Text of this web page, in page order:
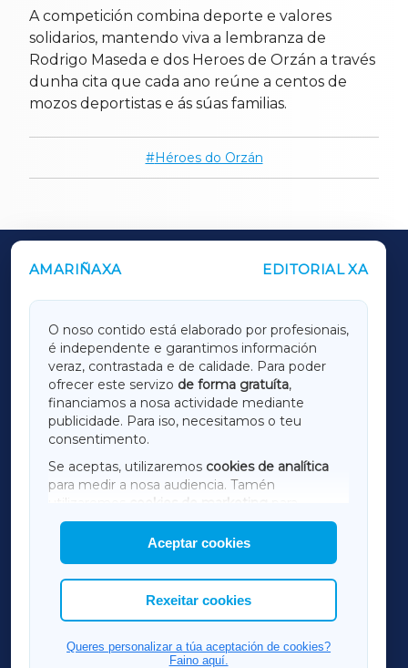
A competición combina deporte e valores
solidarios, mantendo viva a lembranza de
Rodrigo Maseda e dos Heroes de Orzán a través
dunha cita que cada ano reúne a centos de
mozos deportistas e ás súas familias.
Héroes do Orzán
AMARIÑAXA EDITORIAL XA
O noso contido está elaborado por profesionais,
é independente e garantimos información
veraz, contrastada e de calidade. Para poder
ofrecer este servizo de forma gratuíta,
financiamos a nosa actividade mediante
publicidade. Para iso, necesitamos o teu
consentimento.
Se aceptas, utilizaremos cookies de analítica
para medir a nosa audiencia. Tamén
utilizaremos
cookies de marketing
mostrar publicidade de terceiros.
Así mesmo, podes personalizar a elección das
cookies que desexas permitir.
Aceptar cookies
Rexeitar cookies
Queres personalizar a túa aceptación de cookies?
Faino aquí.
OUTROS PERIÓDICOS
LUGOXA
TERRACHAXA
AMARIÑAXA
RIBEIRASACRAXA
ACORUÑAXA
FERROLXA